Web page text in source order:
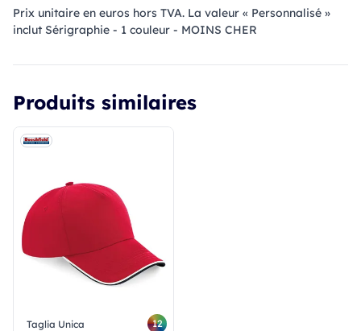
Prix ​​unitaire en euros hors TVA. La valeur « Personnalisé »
inclut Sérigraphie - 1 couleur - MOINS CHER
Produits similaires
Taglia Unica 12